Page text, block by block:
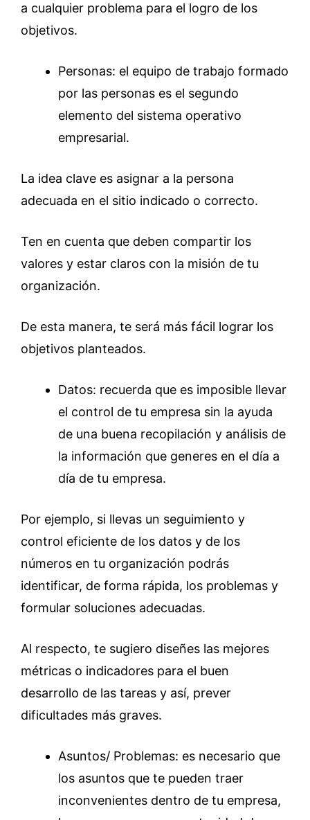
a cualquier problema para el logro de los
objetivos.
Personas: el equipo de trabajo formado
por las personas es el segundo
elemento del sistema operativo
empresarial.
La idea clave es asignar a la persona
adecuada en el sitio indicado o correcto.
Ten en cuenta que deben compartir los
valores y estar claros con la misión de tu
organización.
De esta manera, te será más fácil lograr los
objetivos planteados.
Datos: recuerda que es imposible llevar
el control de tu empresa sin la ayuda
de una buena recopilación y análisis de
la información que generes en el día a
día de tu empresa.
Por ejemplo, si llevas un seguimiento y
control eficiente de los datos y de los
números en tu organización podrás
identificar, de forma rápida, los problemas y
formular soluciones adecuadas.
Al respecto, te sugiero diseñes las mejores
métricas o indicadores para el buen
desarrollo de las tareas y así, prever
dificultades más graves.
Asuntos/ Problemas: es necesario que
los asuntos que te pueden traer
inconvenientes dentro de tu empresa,